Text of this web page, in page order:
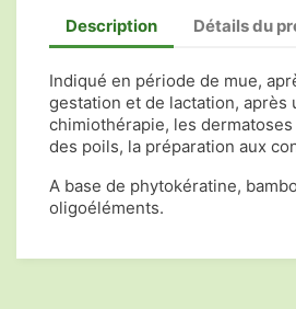
Description Détails du
Indiqué en période de mue,
gestation et de lactation, après
chimiothérapie, les
des poils, la préparation aux
A base de phytokératine,
oligoéléments.